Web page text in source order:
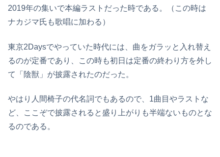
2019年の集いで本編ラストだった時である。（この時は
ナカジマ氏も歌唱に加わる）
東京2Daysでやっていた時代には、曲をガラッと入れ替え
るのが定番であり、この時も初日は定番の終わり方を外し
て「陰獣」が披露されたのだった。
やはり人間椅子の代名詞でもあるので、1曲目やラストな
ど、ここぞで披露されると盛り上がりも半端ないものとな
るのである。